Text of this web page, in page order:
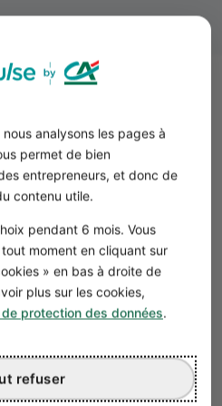
analysons les pages à
permet de bien
entrepreneurs, et donc de
contenu utile.
pendant 6 mois. Vous
moment en cliquant sur
» en bas à droite de
plus sur les cookies,
protection des données.
refuser
a-t-il d’autres
d’entreprise ?
droit à d’autres aides à la
de l’indemnisation de
d’une entreprise
janvier 2019 l’ACCRE. Il
y compris auxfranchises.
de l’ACRE